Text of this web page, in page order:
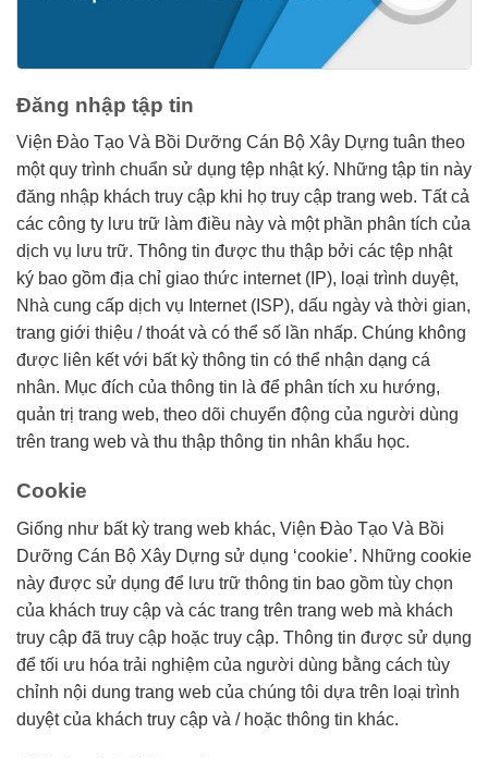
Đăng nhập tập tin
Viện Đào Tạo Và Bồi Dưỡng Cán Bộ Xây Dựng tuân theo
một quy trình chuẩn sử dụng tệp nhật ký. Những tập tin này
đăng nhập khách truy cập khi họ truy cập trang web. Tất cả
các công ty lưu trữ làm điều này và một phần phân tích của
dịch vụ lưu trữ. Thông tin được thu thập bởi các tệp nhật
ký bao gồm địa chỉ giao thức internet (IP), loại trình duyệt,
Nhà cung cấp dịch vụ Internet (ISP), dấu ngày và thời gian,
trang giới thiệu / thoát và có thể số lần nhấp. Chúng không
được liên kết với bất kỳ thông tin có thể nhận dạng cá
nhân. Mục đích của thông tin là để phân tích xu hướng,
quản trị trang web, theo dõi chuyển động của người dùng
trên trang web và thu thập thông tin nhân khẩu học.
Cookie
Giống như bất kỳ trang web khác, Viện Đào Tạo Và Bồi
Dưỡng Cán Bộ Xây Dựng sử dụng ‘cookie’. Những cookie
này được sử dụng để lưu trữ thông tin bao gồm tùy chọn
của khách truy cập và các trang trên trang web mà khách
truy cập đã truy cập hoặc truy cập. Thông tin được sử dụng
để tối ưu hóa trải nghiệm của người dùng bằng cách tùy
chỉnh nội dung trang web của chúng tôi dựa trên loại trình
duyệt của khách truy cập và / hoặc thông tin khác.